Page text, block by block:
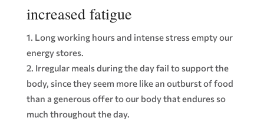
increased fatigue
Long working hours and intense stress empty our
energy stores.
Irregular meals during the day fail to support the
body, since they seem more like an outburst of food
than a generous offer to our body that endures so
much throughout the day.